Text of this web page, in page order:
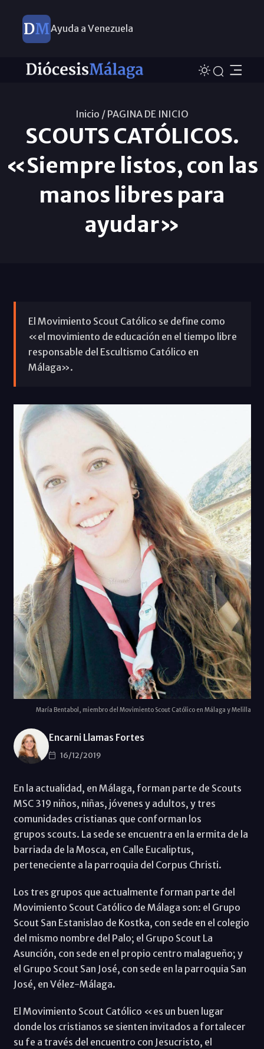
Ayuda a Venezuela
Inicio / PAGINA DE INICIO
SCOUTS CATÓLICOS.
«Siempre listos, con las
manos libres para
ayudar»
El Movimiento Scout Católico se define como
«el movimiento de educación en el tiempo libre
responsable del Escultismo Católico en
Málaga».
María Bentabol, miembro del Movimiento Scout Católico en Málaga y Melilla
Encarni Llamas Fortes
16/12/2019
En la actualidad, en Málaga, forman parte de Scouts
MSC 319 niños, niñas, jóvenes y adultos, y tres
comunidades cristianas que conforman los
grupos scouts. La sede se encuentra en la ermita de la
barriada de la Mosca, en Calle Eucaliptus,
perteneciente a la parroquia del Corpus Christi.
Los tres grupos que actualmente forman parte del
Movimiento Scout Católico de Málaga son: el Grupo
Scout San Estanislao de Kostka, con sede en el colegio
del mismo nombre del Palo; el Grupo Scout La
Asunción, con sede en el propio centro malagueño; y
el Grupo Scout San José, con sede en la parroquia San
José, en Vélez-Málaga.
El Movimiento Scout Católico «es un buen lugar
donde los cristianos se sienten invitados a fortalecer
su fe a través del encuentro con Jesucristo, el